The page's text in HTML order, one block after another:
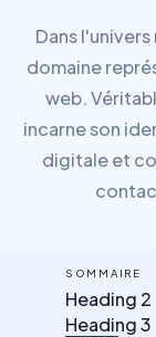
Dans
domaine
web.
incarne son
digitale et
SOMMAIRE
Heading 2
Heading 3